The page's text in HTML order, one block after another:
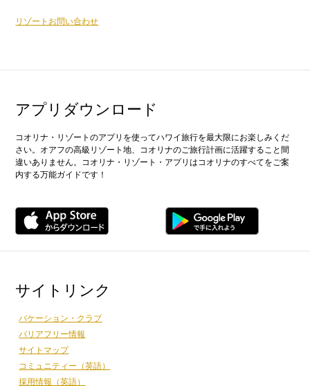
リゾートお問い合わせ
アプリダウンロード
コオリナ・リゾートのアプリを使ってハワイ旅行を最大限にお楽しみくだ
さい。オアフの高級リゾート地、コオリナのご旅行計画に活躍すること間
違いありません。コオリナ・リゾート・アプリはコオリナのすべてをご案
内する万能ガイドです！
サイトリンク
バケーション・クラブ
バリアフリー情報
サイトマップ
コミュニティー（英語）
採用情報（英語）